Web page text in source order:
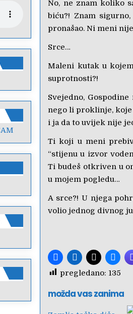
No, ne znam koliko
biću?! Znam
pronašao. Ni meni
Srce…
Maleni kutak u
suprotnosti?!
Svejedno,
nego li proklinje,
i ja da to uvijek nije
Ti koji u meni
“stijenu u izvor
Ti budeš otkriven u
u mojem pogledu…
A srce?! U njega
volio jednog divnog
pregledano: 135
možda vas zanima